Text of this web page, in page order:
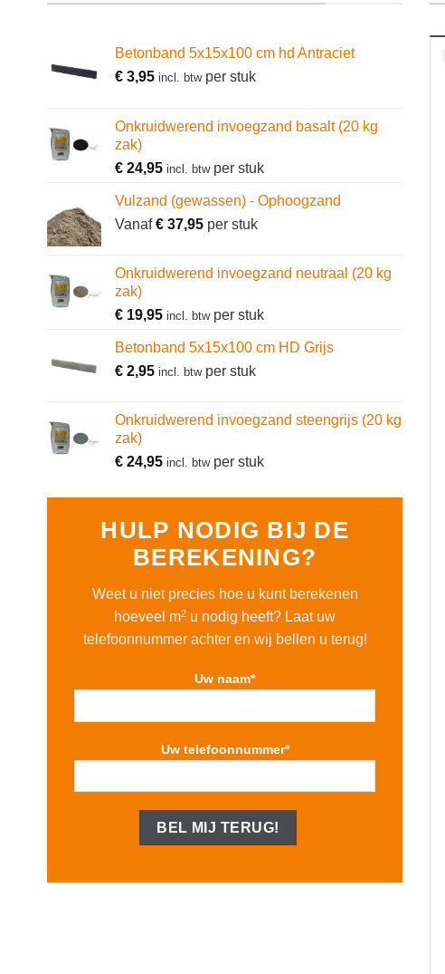
Betonband 5x15x100 cm hd Antraciet
€ 3,95 incl. btwper stuk
Onkruidwerend invoegzand basalt (20 kg
zak)
€ 24,95 incl. btwper stuk
Vulzand (gewassen) - Ophoogzand
Vanaf€ 37,95 per stuk
Onkruidwerend invoegzand neutraal (20 kg
zak)
€ 19,95 incl. btwper stuk
Betonband 5x15x100 cm HD Grijs
€ 2,95 incl. btwper stuk
Onkruidwerend invoegzand steengrijs (20 kg
zak)
€ 24,95 incl. btwper stuk
HULP NODIG BIJ DE
BEREKENING?
Weet u niet precies hoe u kunt berekenen
hoeveel m2 u nodig heeft? Laat uw
telefoonnummer achter en wij bellen u terug!
Uw naam*
Uw telefoonnummer*